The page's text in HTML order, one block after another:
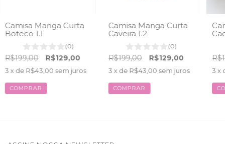
Camisa Manga Curta
Boteco 1.1
(0)
R$199,00 R$129,00
3 x de R$43,00 sem juros
COMPRAR
Camisa Manga Curta
Caveira 1.2
(0)
R$199,00 R$129,00
3 x de R$43,00 sem juros
COMPRAR
3 x